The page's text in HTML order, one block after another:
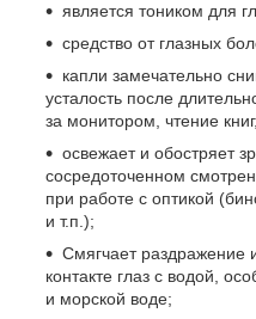
является тоником для
средство от глазных
капли замечательно
усталость после
за монитором, чтение
освежает и обостряет
сосредоточенном
при работе с оптикой
и т.п.);
Смягчает раздражение
контакте глаз с водой,
и морской воде;